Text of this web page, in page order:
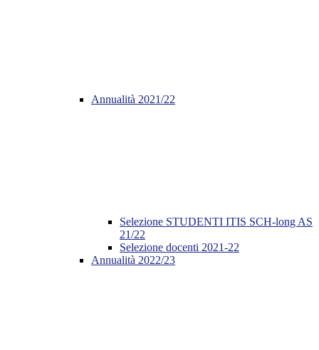
Annualità 2021/22
Selezione STUDENTI ITIS SCH-long AS
21/22
Selezione docenti 2021-22
Annualità 2022/23